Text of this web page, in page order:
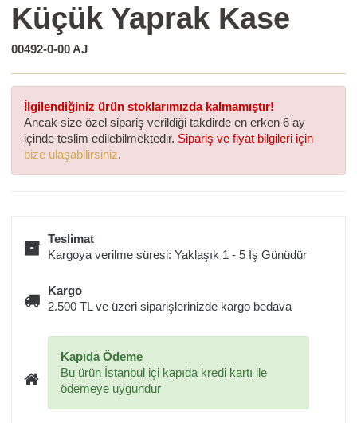
Küçük Yaprak Kase
00492-0-00 AJ
İlgilendiğiniz ürün stoklarımızda kalmamıştır!
Ancak size özel sipariş verildiği takdirde en erken 6 ay
içinde teslim edilebilmektedir. Sipariş ve fiyat bilgileri için
bize ulaşabilirsiniz.
Teslimat
Kargoya verilme süresi: Yaklaşık 1 - 5 İş Günüdür
Kargo
2.500 TL ve üzeri siparişlerinizde kargo bedava
Kapıda Ödeme
Bu ürün İstanbul içi kapıda kredi kartı ile
ödemeye uygundur